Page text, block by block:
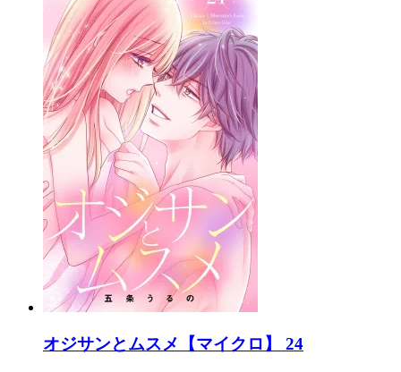
オジサンとムスメ【マイクロ】 24